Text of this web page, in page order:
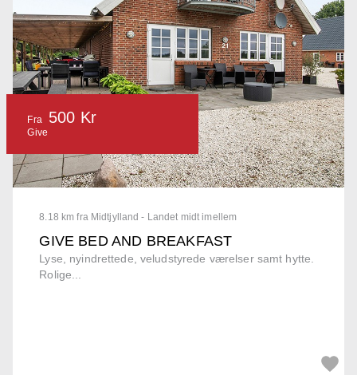
8.18 km fra Midtjylland - Landet midt imellem
GIVE BED AND BREAKFAST
Lyse, nyindrettede, veludstyrede værelser samt hytte.
Rolige...
Fra 500 Kr
Give